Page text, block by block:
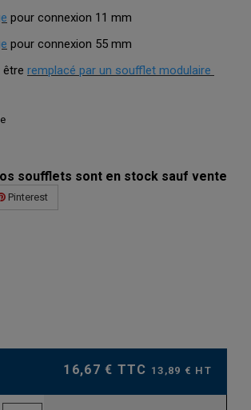
pour connexion 11 mm
pour connexion 55 mm
remplacé par un soufflet modulaire
soufflets sont en stock sauf vente
Pinterest
16,67 € TTC 13,89 € HT